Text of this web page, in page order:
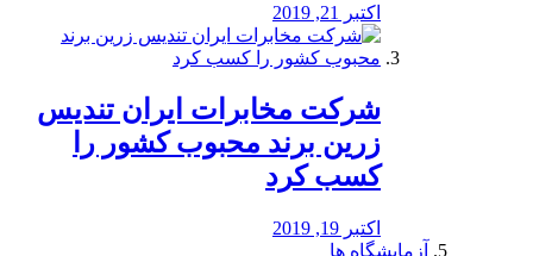
اکتبر 21, 2019
شرکت مخابرات ایران تندیس
زرین برند محبوب کشور را
کسب کرد
اکتبر 19, 2019
آزمایشگاه ها